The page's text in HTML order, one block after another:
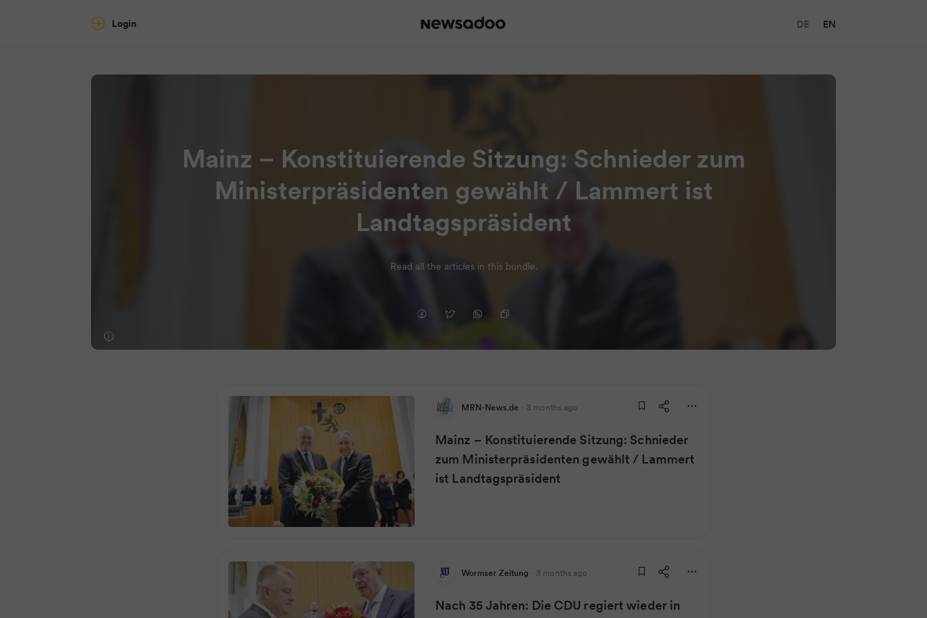
Login DE EN
Mainz – Konstituierende Sitzung: Schnieder zum
Ministerpräsidenten gewählt / Lammert ist
Landtagspräsident
Read all the articles in this bundle.
MRN-News.de · 3 months ago
Mainz – Konstituierende Sitzung: Schnieder
zum Ministerpräsidenten gewählt / Lammert
ist Landtagspräsident
Wormser Zeitung · 3 months ago
Nach 35 Jahren: Die CDU regiert wieder in